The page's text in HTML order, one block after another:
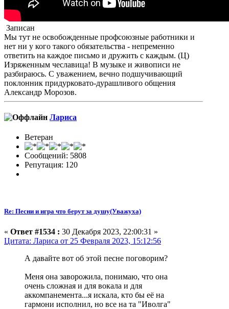
Записан
Мы тут не освобожденные профсоюзные работники и
нет ни у кого такого обязательства - непременно
ответить на каждое письмо и дружить с каждым. (Ц)
Изряженным чеславица! В музыке и живописи не
разбираюсь. С уважением, вечно подшучивающий
поклонник придурковато-дурашливого общения
Александр Морозов.
Лариса
Ветеран
Сообщений: 5808
Репутация: 120
Re: Песни и игра что берут за душу(Уважуха)
« Ответ #1534 : 30 Декабря 2023, 22:00:31 »
Цитата: Лариса от 25 Февраля 2023, 15:12:56
А давайте вот об этой песне поговорим?
Меня она заворожила, понимаю, что она
очень сложная и для вокала и для
аккомпанемента...я искала, кто бы её на
гармони исполнил, но все на та "Иволга"